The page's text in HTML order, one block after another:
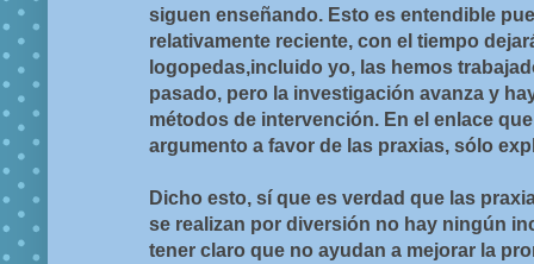
siguen enseñando. Esto es entendible
relativamente reciente, con el tiempo
logopedas,incluido yo, las hemos
pasado, pero la investigación avanza y
métodos de intervención. En el enlace
argumento a favor de las praxias, sólo
Dicho esto, sí que es verdad que las
se realizan por diversión no hay ningún
tener claro que no ayudan a mejorar la